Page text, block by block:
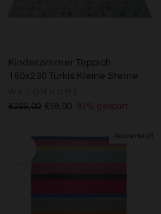
Kinderzimmer Teppich
160x230 Türkis Kleine Sterne
€299,00 €58,00 81% gespart